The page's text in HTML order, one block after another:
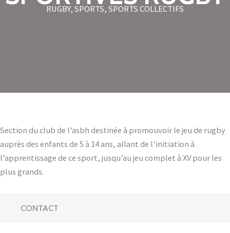
RUGBY, SPORTS, SPORTS COLLECTIFS
Section du club de l’asbh destinée à promouvoir le jeu de rugby
auprès des enfants de 5 à 14 ans, allant de l’initiation à
l’apprentissage de ce sport, jusqu’au jeu complet à XV pour les
plus grands.
CONTACT